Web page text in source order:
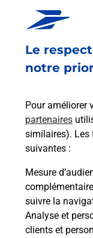
Le
notre
Pour améliorer
partenaires
similaires). Les
suivantes :
Mesure
suivre la
Analyse et
clients et
En savoir
Quel